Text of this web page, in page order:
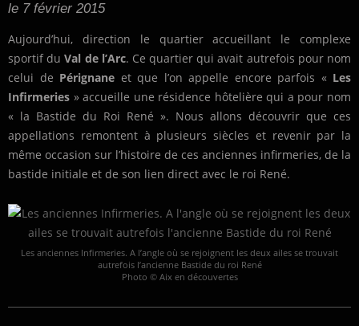
le 7 février 2015
Aujourd’hui, direction le quartier accueillant le complexe
sportif duVal de l’Arc. Ce quartier qui avait autrefois pour nom
celui de Pérignane et que l’on appelle encore parfois « Les
Infirmeries » accueille une résidence hôtelière qui a pour nom
« la Bastide du Roi René ». Nous allons découvrir que ces
appellations remontent à plusieurs siècles et revenir par la
même occasion sur l’histoire de ces anciennes infirmeries, de la
bastide initiale et de son lien direct avec le roi René.
Les anciennes Infirmeries. A l’angle où se rejoignent les deux ailes se trouvait
autrefois l’ancienne Bastide du roi René
Photo © Aix en découvertes